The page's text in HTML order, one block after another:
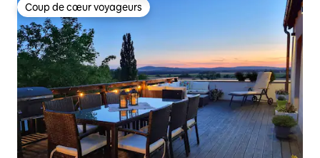
Coup de cœur voyageurs
Coup de cœur voyageurs